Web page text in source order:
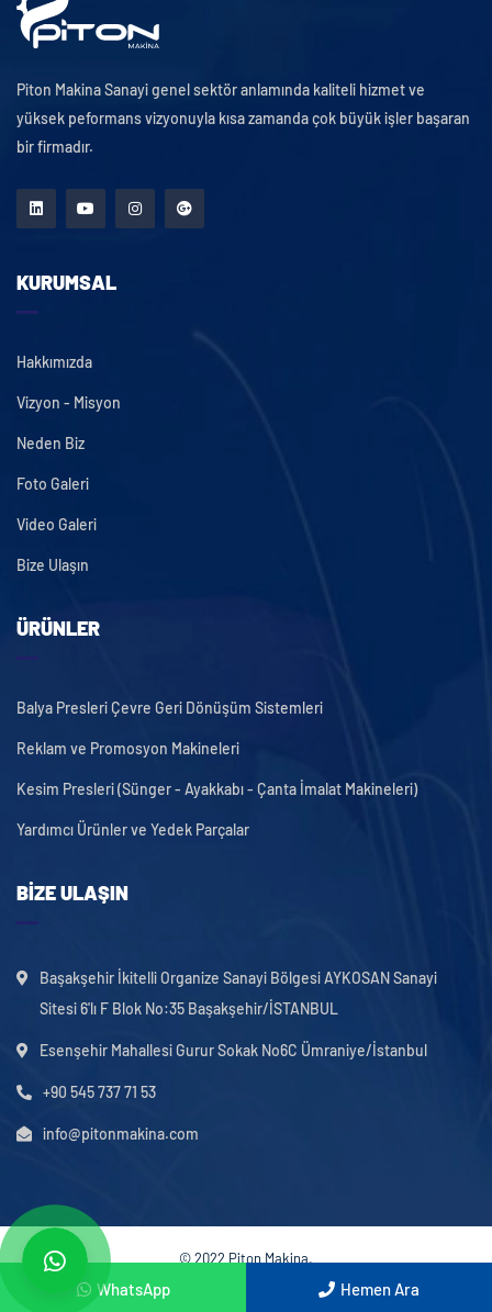
Piton Makina Sanayi genel sektör anlamında kaliteli hizmet ve
yüksek peformans vizyonuyla kısa zamanda çok büyük işler başaran
bir firmadır.
KURUMSAL
Hakkımızda
Vizyon - Misyon
Neden Biz
Foto Galeri
Video Galeri
Bize Ulaşın
ÜRÜNLER
Balya Presleri Çevre Geri Dönüşüm Sistemleri
Reklam ve Promosyon Makineleri
Kesim Presleri (Sünger - Ayakkabı - Çanta İmalat Makineleri)
Yardımcı Ürünler ve Yedek Parçalar
BIZE ULAŞIN
Başakşehir İkitelli Organize Sanayi Bölgesi AYKOSAN Sanayi
Sitesi 6'lı F Blok No:35 Başakşehir/İSTANBUL
Esenşehir Mahallesi Gurur Sokak No6C Ümraniye/İstanbul
+90 545 737 71 53
info@pitonmakina.com
© 2022 Piton Makina.
WhatsApp Hemen Ara